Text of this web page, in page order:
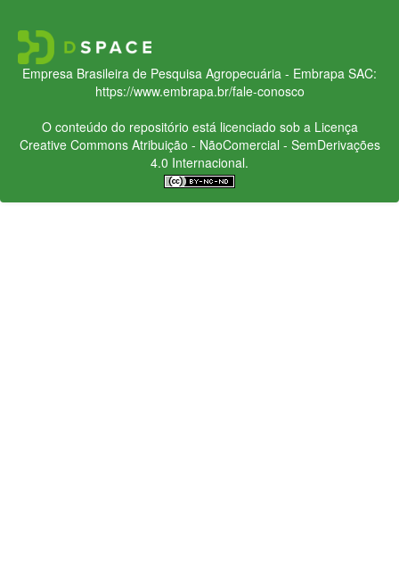
Empresa Brasileira de Pesquisa Agropecuária - Embrapa SAC:
https://www.embrapa.br/fale-conosco
O conteúdo do repositório está licenciado sob a Licença
Creative CommonsAtribuição - NãoComercial - SemDerivações
4.0 Internacional.